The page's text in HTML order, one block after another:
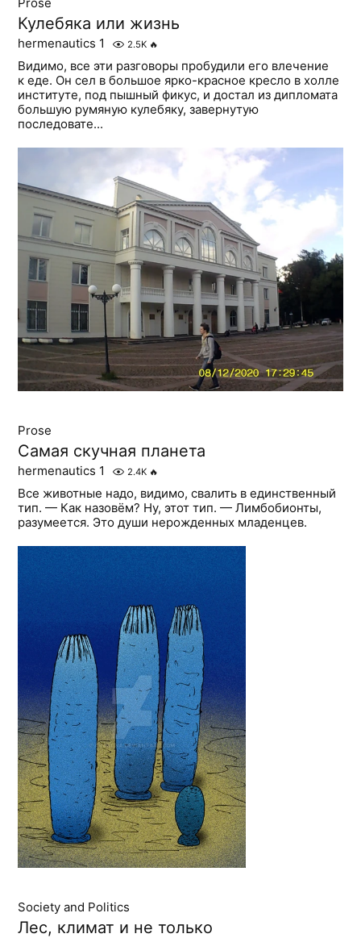
Кулебяка или жизнь
hermenautics 1 2.5K 🔥
Видимо, все эти разговоры пробудили его влечение
к еде. Он сел в большое ярко-красное кресло в холле
институте, под пышный фикус, и достал из дипломата
большую румяную кулебяку, завернутую
последовате...
Prose
Самая скучная планета
hermenautics 1 2.4K 🔥
Все животные надо, видимо, свалить в единственный
тип. — Как назовём? Ну, этот тип. — Лимбобионты,
разумеется. Это души нерожденных младенцев.
Society and Politics
Лес, климат и не только